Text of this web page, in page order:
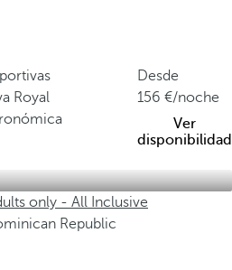
Royal
Desde
156
/noche
Ver
disponibilidad
only - All Inclusive
Republic